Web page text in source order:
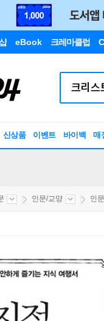
eBook 크레마클럽
신상품 이벤트 바이백 매
인문/교양 인